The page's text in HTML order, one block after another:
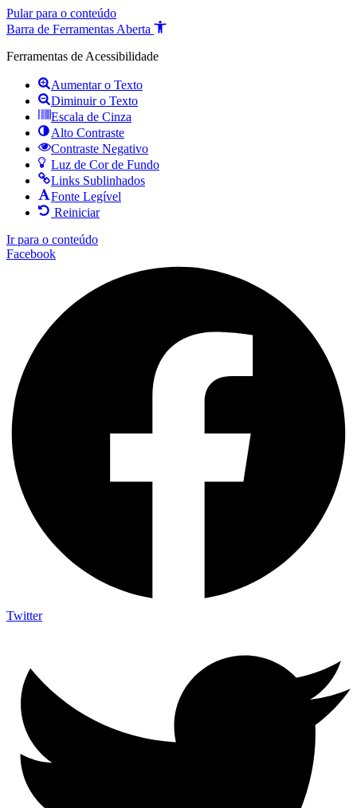
Pular para o conteúdo
Barra de Ferramentas Aberta
Ferramentas de Acessibilidade
Aumentar o Texto
Diminuir o Texto
Escala de Cinza
Alto Contraste
Contraste Negativo
Luz de Cor de Fundo
Links Sublinhados
Fonte Legível
Reiniciar
Ir para o conteúdo
Facebook
Twitter